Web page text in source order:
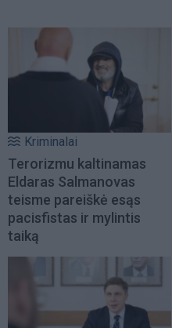
Kriminalai
Terorizmu kaltinamas
Eldaras Salmanovas
teisme pareiškė esąs
pacisfistas ir mylintis
taiką